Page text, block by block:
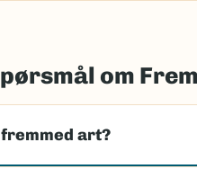
om
art?